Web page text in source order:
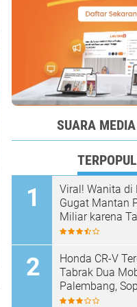
Maknai
Sumsel
Ketertiban
SUMSEL 07/08/2026
SUARA
Viral! Wanita di
Gugat Mantan
Miliar karena
Dinikahi Setelah
Honda CR-V
Tabrak Dua
Palembang,
Mabuk